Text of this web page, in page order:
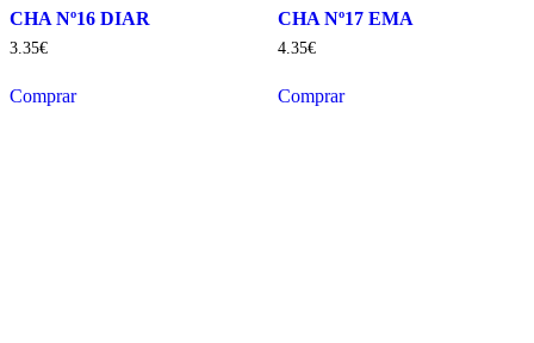
CHA Nº16 DIAR
3.35€
Comprar
CHA Nº17 EMA
4.35€
Comprar